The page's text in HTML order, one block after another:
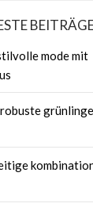
mode mit